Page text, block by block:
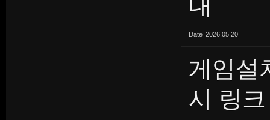
내
Date 2026.05.20
게임
시 링크